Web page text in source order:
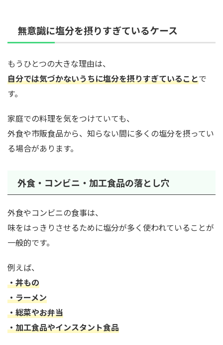
無意識に塩分を摂りすぎているケース
もうひとつの大きな理由は、
自分では気づかないうちに塩分を摂りすぎていることで
す。
家庭での料理を気をつけていても、
外食や市販食品から、知らない間に多くの塩分を摂ってい
る場合があります。
外食・コンビニ・加工食品の落とし穴
外食やコンビニの食事は、
味をはっきりさせるために塩分が多く使われていることが
一般的です。
例えば、
・丼もの
・ラーメン
・総菜やお弁当
・加工食品やインスタント食品